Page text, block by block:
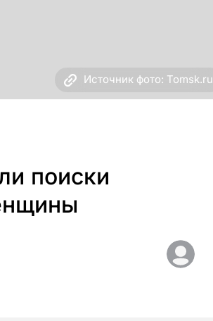
Источник фото: Tomsk.ru
поиски